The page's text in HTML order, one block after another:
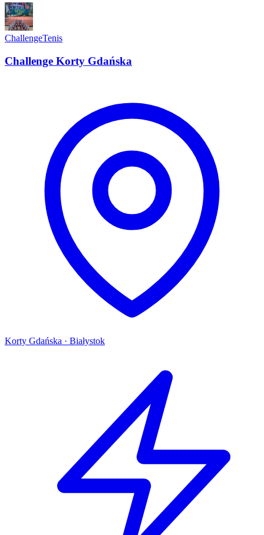
ChallengeTenis
Challenge Korty Gdańska
Korty Gdańska · Białystok